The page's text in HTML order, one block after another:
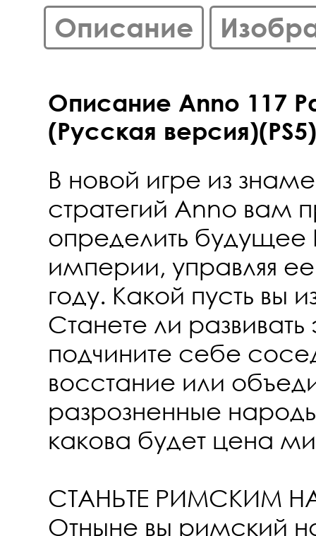
Описание
Описание Anno 117
(Русская версия)(PS5)
В новой игре из
стратегий Anno вам
определить
империи, управляя
году. Какой пусть вы
Станете ли
подчините себе
восстание или
разрозненные
какова будет цена
СТАНЬТЕ РИМСКИМ
Отныне вы римский